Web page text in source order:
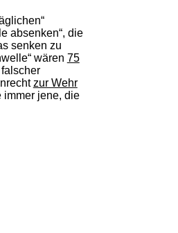
absenken“, die
senken zu
wären 75
zur Wehr
immer jene, die